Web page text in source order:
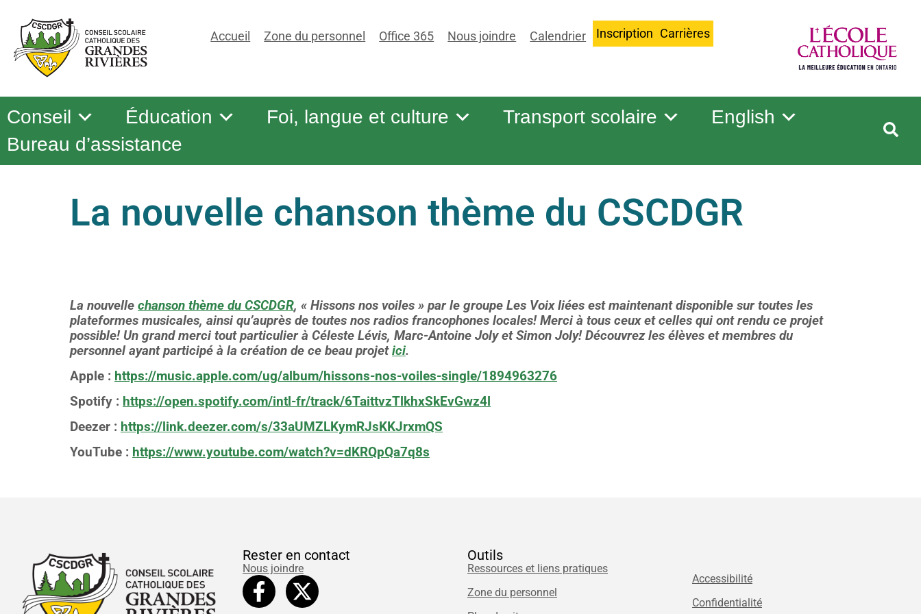
Accueil Zone du personnel Office 365 Nous joindre Calendrier Inscription Carrières
Conseil Éducation Foi, langue et culture Transport scolaire
English
Bureau d’assistance
La nouvelle chanson thème du CSCDGR
La nouvelle chanson thème du CSCDGR, « Hissons nos voiles » par le groupe Les Voix liées est maintenant disponible sur toutes les
plateformes musicales, ainsi qu’auprès de toutes nos radios francophones locales! Merci à tous ceux et celles qui ont rendu ce projet
possible! Un grand merci tout particulier à Céleste Lévis, Marc-Antoine Joly et Simon Joly! Découvrez les élèves et membres du
personnel ayant participé à la création de ce beau projetici.
Apple : https://music.apple.com/ug/album/hissons-nos-voiles-single/1894963276
Spotify : https://open.spotify.com/intl-fr/track/6TaittvzTlkhxSkEvGwz4l
Deezer : https://link.deezer.com/s/33aUMZLKymRJsKKJrxmQS
YouTube : https://www.youtube.com/watch?v=dKRQpQa7q8s
Rester en contact
Nous joindre
Outils
Ressources et liens pratiques
Zone du personnel
Accessibilité
Confidentialité